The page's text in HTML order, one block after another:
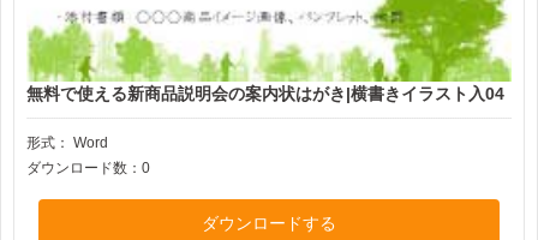
無料で使える新商品説明会の案内状はがき|横書きイラスト入04
形式： Word
ダウンロード数：0
ダウンロードする